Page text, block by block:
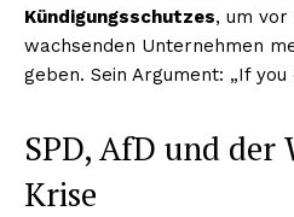
Kündigungsschutzes, um
wachsenden Unternehmen
geben. Sein Argument: „If you
SPD, AfD und der
Krise